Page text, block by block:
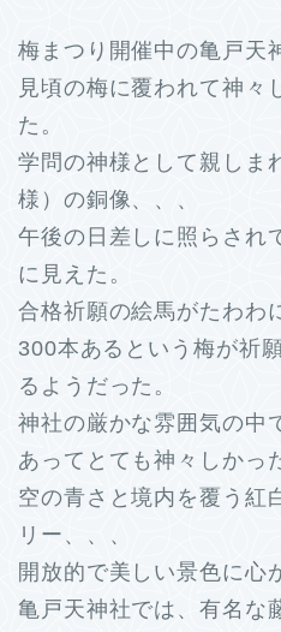
梅まつり開催中の亀戸天
見頃の梅に覆われて神々
た。
学問の神様として親しま
様）の銅像、、、
午後の日差しに照らされ
に見えた。
合格祈願の絵馬がたわわ
300本あるという梅が祈
るようだった。
神社の厳かな雰囲気の中
あってとても神々しかっ
空の青さと境内を覆う紅
リー、、、
開放的で美しい景色に心
亀戸天神社では、有名な